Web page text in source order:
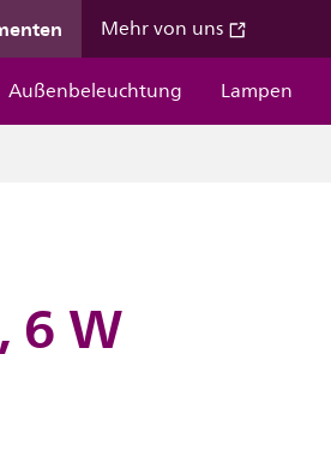
Mehr von uns
Außenbeleuchtung Lampen
6 W